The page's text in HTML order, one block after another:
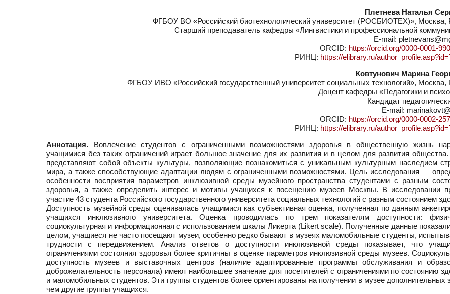
Плетнева Наталья
ФГБОУ ВО «Российский биотехнологический университет (РОСБИОТЕХ)», Москва,
Старший преподаватель кафедры «Лингвистики и профессиональной
E-mail:
ORCID: https://orcid.org/0000-0001-
РИНЦ: https://elibrary.ru/
Ковтунович Марина
ФГБОУ ИВО «Российский государственный университет социальных технологий», Москва,
Доцент кафедры «Педагогики и
Кандидат
E-mail:
ORCID: https://orcid.org/0000-0002-
РИНЦ: https://elibrary.ru/
Аннотация. Вовлечение студентов с ограниченными возможностями здоровья в общественную жизнь
учащимися без таких ограничений играет большое значение для их развития и в целом для развития
представляют собой объекты культуры, позволяющие познакомиться с уникальным культурным наследием
мира, а также способствующие адаптации людям с ограниченными возможностями. Цель исследования —
особенности восприятия параметров инклюзивной среды музейного пространства студентами с разным
здоровья, а также определить интерес и мотивы учащихся к посещению музеев Москвы. В исследовании
участие 43 студента Российского государственного университета социальных технологий с разным состоянием
Доступность музейной среды оценивалась учащимися как субъективная оценка, полученная по данным
учащихся инклюзивного университета. Оценка проводилась по трем показателям доступности:
социокультурная и информационная с использованием шкалы Ликерта (Likert scale). Полученные данные
целом, учащиеся не часто посещают музеи, особенно редко бывают в музеях маломобильные студенты,
трудности с передвижением. Анализ ответов о доступности инклюзивной среды показывает, что
ограничениями состояния здоровья более критичны в оценке параметров инклюзивной среды музеев.
доступность музеев и выставочных центров (наличие адаптированные программы обслуживания и
доброжелательность персонала) имеют наибольшее значение для посетителей с ограничениями по состоянию
и маломобильных студентов. Эти группы студентов более ориентированы на получении в музее дополнительных
чем другие группы учащихся.